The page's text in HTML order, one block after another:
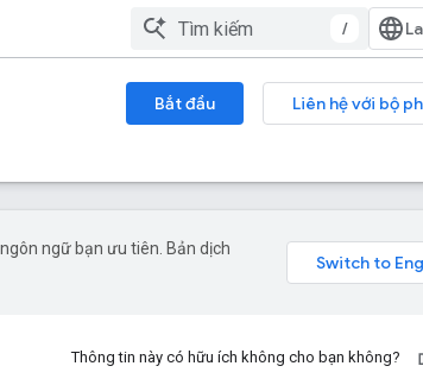
/
Bắt đầu
Liên hệ với bộ
ngữ bạn ưu tiên. Bản dịch
Thông tin này có hữu ích không cho bạn không?